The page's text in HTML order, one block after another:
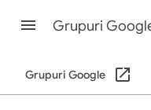
Grupuri
Grupuri Google